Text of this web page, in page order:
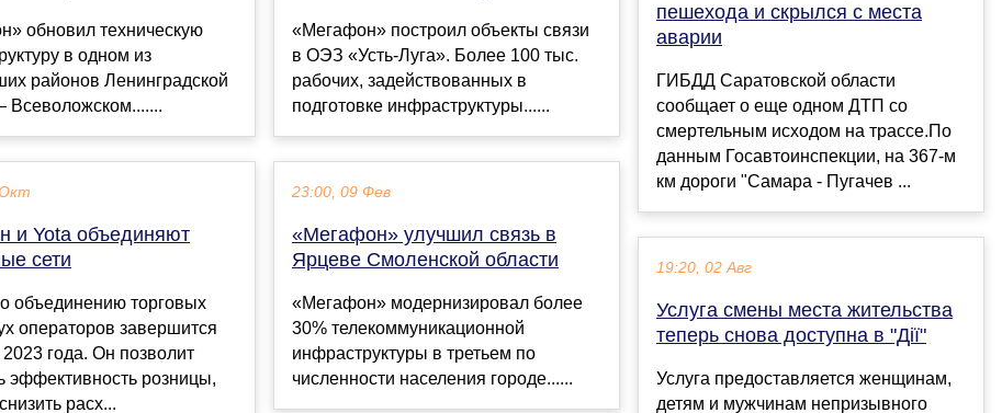
обновил техническую
в одном из
районов Ленинградской
Всеволожском.......
и Yota объединяют
сети
объединению торговых
операторов завершится
2023 года. Он позволит
эффективность розницы,
расх...
«Мегафон» построил объекты связи
в ОЭЗ «Усть-Луга». Более 100 тыс.
рабочих, задействованных в
подготовке инфраструктуры......
23:00, 09 Фев
«Мегафон» улучшил связь в
Ярцеве Смоленской области
«Мегафон» модернизировал более
30% телекоммуникационной
инфраструктуры в третьем по
численности населения городе......
пешехода и скрылся с места
аварии
ГИБДД Саратовской области
сообщает о еще одном ДТП со
смертельным исходом на трассе.По
данным Госавтоинспекции, на 367-м
км дороги "Самара - Пугачев ...
19:20, 02 Авг
Услуга смены места жительства
теперь снова доступна в "Дії"
Услуга предоставляется женщинам,
детям и мужчинам непризывного